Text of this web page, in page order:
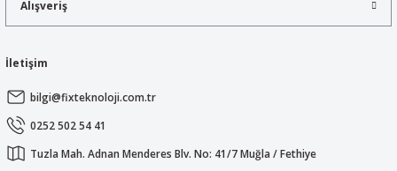
Bu ürüne benzer farklı alternatifler olmalı.
Alışveriş
İletişim
bilgi@fixteknoloji.com.tr
0252 502 54 41
Tuzla Mah. Adnan Menderes Blv. No: 41/7 Muğla / Fethiye